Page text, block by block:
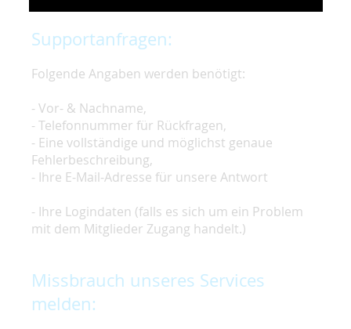
Supportanfragen:
Folgende Angaben werden benötigt:
- Vor- & Nachname,
- Telefonnummer für Rückfragen,
- Eine vollständige und möglichst genaue
Fehlerbeschreibung,
- Ihre E-Mail-Adresse für unsere Antwort
- Ihre Logindaten (falls es sich um ein Problem
mit dem Mitglieder Zugang handelt.)
Missbrauch unseres Services
melden: